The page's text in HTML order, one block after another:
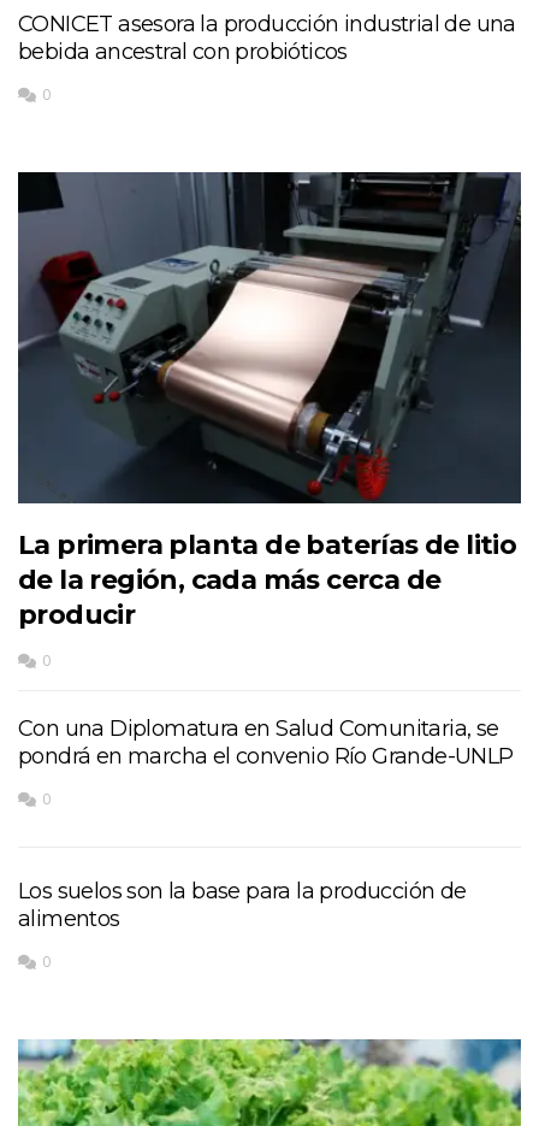
CONICET asesora la producción industrial de una
bebida ancestral con probióticos
0
La primera planta de baterías de litio
de la región, cada más cerca de
producir
0
Con una Diplomatura en Salud Comunitaria, se
pondrá en marcha el convenio Río Grande-UNLP
0
Los suelos son la base para la producción de
alimentos
0